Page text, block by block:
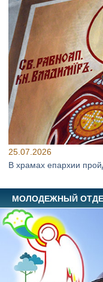
25.07.2026
В храмах епархии
МОЛОДЕЖНЫЙ